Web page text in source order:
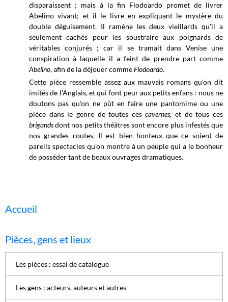
disparaissent ; mais à la fin Flodoardo promet de livrer
Abelino vivant; et il le livre en expliquant le mystère du
double déguisement. Il ramène les deux vieillards qu'il a
seulement cachés pour les soustraire aux poignards de
véritables conjurés ; car il se tramait dans Venise une
conspiration à laquelle il a feint de prendre part comme
Abelino, afin de la déjouer commeFlodoardo.
Cette pièce ressemble assez aux mauvais romans qu'on dit
imités de l'Anglais, et qui font peur aux petits enfans : nous ne
doutons pas qu'on ne pût en faire une pantomime ou une
pièce dans le genre de toutes cescavernes, et de tous ces
brigandsdont nos petits théâtres sont encore plus infestés que
nos grandes routes. Il est bien honteux que ce soient de
pareils spectacles qu'on montre à un peuple qui a le bonheur
de posséder tant de beaux ouvrages dramatiques.
Accueil
Pièces, gens et lieux
Les pièces : essai de catalogue
Les gens : acteurs, auteurs et autres